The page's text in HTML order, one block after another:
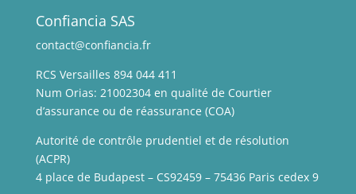
Confiancia SAS
contact@confiancia.fr
RCS Versailles 894 044 411
Num Orias: 21002304 en qualité de Courtier
d’assurance ou de réassurance (COA)
Autorité de contrôle prudentiel et de résolution
(ACPR)
4 place de Budapest – CS92459 – 75436 Paris cedex 9